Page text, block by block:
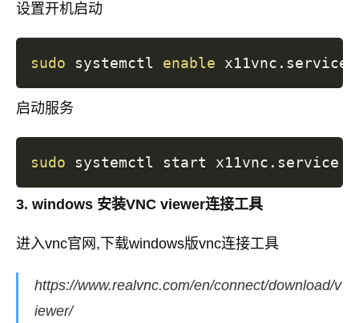
设置开机启动
sudo systemctl enable
启动服务
sudo
3. windows 安装VNC viewer连接工具
进入vnc官网,下载windows版vnc连接工具
https://www.realvnc.com/en/connect/download/v
iewer/